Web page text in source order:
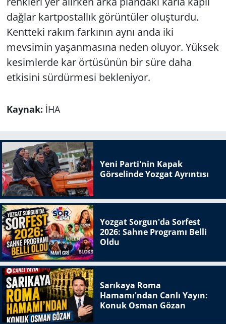
dağlar kartpostallık görüntüler oluşturdu.
Kentteki rakım farkının aynı anda iki
mevsimin yaşanmasına neden oluyor. Yüksek
kesimlerde kar örtüsünün bir süre daha
etkisini sürdürmesi bekleniyor.
Kaynak: İHA
Yeni Parti'nin Kapak
Görselinde Yozgat Ayrıntısı
Yozgat Sorgun'da Sorfest
2026: Sahne Programı Belli
Oldu
Sarıkaya Roma
Hamamı'ndan Canlı Yayın:
Konuk Osman Gözan